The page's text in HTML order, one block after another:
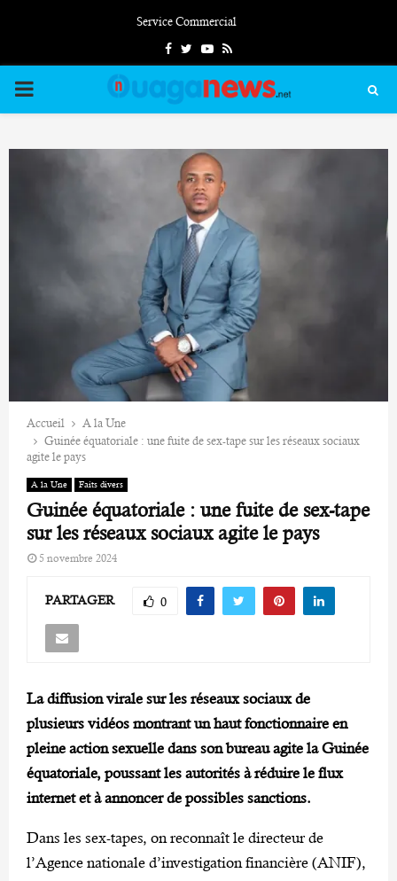
Service Commercial
FacebookTwitterYoutube
Rss
PRIMARY
Accueil
A la Une
Guinée équatoriale : une fuite de sex-tape sur les réseaux sociaux
agite le pays
A la Une Faits divers
Guinée équatoriale : une fuite de sex-tape
sur les réseaux sociaux agite le pays
5 novembre 2024
PARTAGER 0
La diffusion virale sur les réseaux sociaux de
plusieurs vidéos montrant un haut fonctionnaire en
pleine action sexuelle dans son bureau agite la Guinée
équatoriale, poussant les autorités à réduire le flux
internet et à annoncer de possibles sanctions.
Dans les sex-tapes, on reconnaît le directeur de
l’Agence nationale d’investigation financière (ANIF),